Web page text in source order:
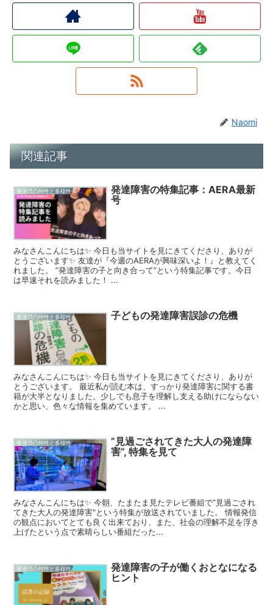
Naomi
関連記事
発達凹凸特性と多様性
発達障害の特集記事：AERA最新
号
みなさんこんにちは✨ 今日も当サイトを見にきてくださり、ありが
とうございます✨ 友達が『今週のAERAが興味深いよ！』と教えてく
れました。 ”発達障害の子と向き合って”という特集記事です。今日
は早速それを読みました！ ...
発達凹凸特性と多様性 子どもの発達障害誤診の危機
みなさんこんにちは✨ 今日も当サイトを見にきてくださり、ありが
とうございます。 最近私が読む本は、すっかり発達障害に関する書
籍が大半となりました。少しでも息子を理解し支える助けにならない
かと思い、色々な情報を集めています。 ...
発達凹凸特性と多様性
”見過ごされてきた大人の発達障
害”, 特集を見て
みなさんこんにちは✨ 今朝、たまたま見たテレビ番組で”見過ごされ
てきた大人の発達障害"という特集が放送されていました。 情報発信
の観点においてとても良く出来ており、また、社会の理解不足を浮き
上げたという点で素晴らしい番組だった...
発達凹凸特性と多様性
発達障害の子が働くおとなになる
ヒント